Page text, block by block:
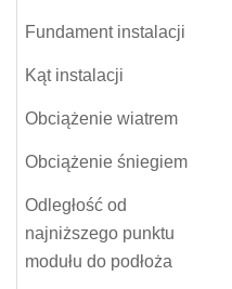
Fundament instalacji
Kąt instalacji
Obciążenie wiatrem
Obciążenie śniegiem
Odległość od
najniższego punktu
modułu do podłoża